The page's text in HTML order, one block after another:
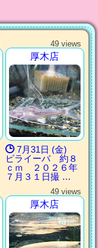
49 views
厚木店
7月31日 (金)
ピライーバ 約８
ｃｍ ２０２６年
７月３１日撮 …
49 views
厚木店